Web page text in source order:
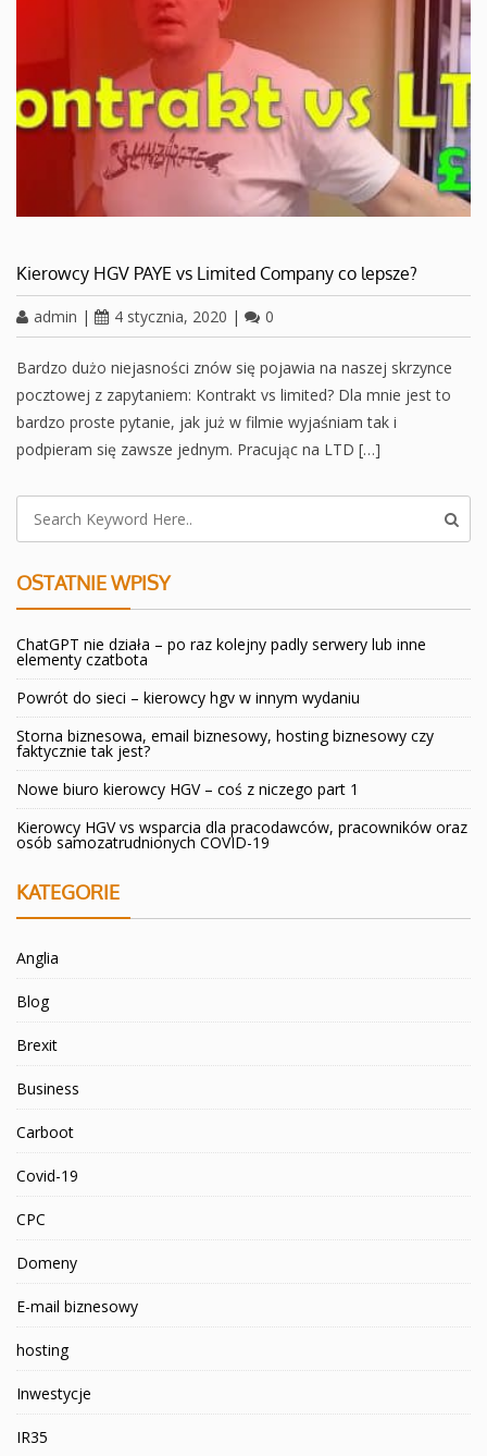
Kierowcy HGV PAYE vs Limited Company co lepsze?
admin | 4 stycznia, 2020 | 0
Bardzo dużo niejasności znów się pojawia na naszej skrzynce
pocztowej z zapytaniem: Kontrakt vs limited? Dla mnie jest to
bardzo proste pytanie, jak już w filmie wyjaśniam tak i
podpieram się zawsze jednym. Pracując na LTD […]
OSTATNIE WPISY
ChatGPT nie działa – po raz kolejny padly serwery lub inne
elementy czatbota
Powrót do sieci – kierowcy hgv w innym wydaniu
Storna biznesowa, email biznesowy, hosting biznesowy czy
faktycznie tak jest?
Nowe biuro kierowcy HGV – coś z niczego part 1
Kierowcy HGV vs wsparcia dla pracodawców, pracowników oraz
osób samozatrudnionych COVID-19
KATEGORIE
Anglia
Blog
Brexit
Business
Carboot
Covid-19
CPC
Domeny
E-mail biznesowy
hosting
Inwestycje
IR35